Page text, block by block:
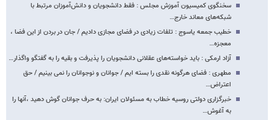
سخنگوی کمیسیون آموزش مجلس : فقط دانشجویان و دانش‌آموزان مرتبط با
شبکه‌های معاند خارج…
خطیب جمعه یاسوج : تلفات زیادی در فضای مجازی دادیم / جان در بردن از این فضا ،
معجزه…
آزاد ارمکی : باید خواسته‌های عقلانی دانشجویان را پذیرفت و بقیه را به گفتگو واگذار…
مطهری : فضای هرگونه نقدی را بسته ایم / جوانان و نوجوانان را نمی بینیم / حق
اعتراض…
خبرگزاری دولتی روسیه خطاب به مسئولان ایران: به حرف جوانان گوش دهید ،آنها را
به آغوش…